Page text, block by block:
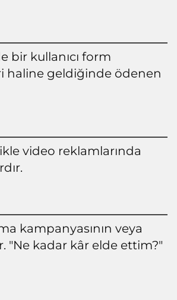
bir kullanıcı form
haline geldiğinde ödenen
video reklamlarında
kampanyasının veya
"Ne kadar kâr elde ettim?"